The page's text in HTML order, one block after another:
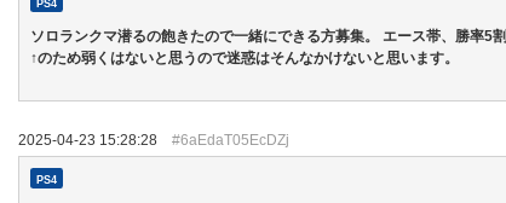
PS4
ソロランクマ潜るの飽きたので一緒にできる方募集。 エース帯、勝率5割
↑のため弱くはないと思うので迷惑はそんなかけないと思います。
2025-04-23 15:28:28 #6aEdaT05EcDZj
PS4